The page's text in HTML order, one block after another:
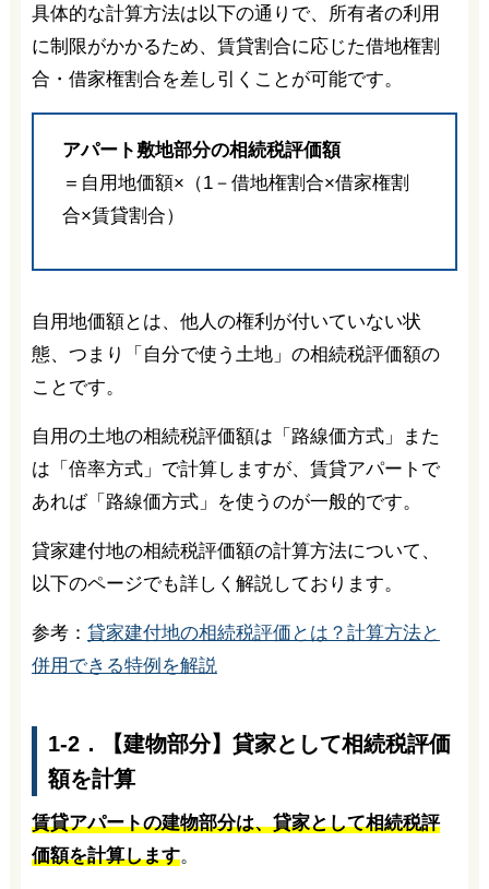
具体的な計算方法は以下の通りで、所有者の利用
に制限がかかるため、賃貸割合に応じた借地権割
合・借家権割合を差し引くことが可能です。
アパート敷地部分の相続税評価額
＝自用地価額×（1－借地権割合×借家権割
合×賃貸割合）
自用地価額とは、他人の権利が付いていない状
態、つまり「自分で使う土地」の相続税評価額の
ことです。
自用の土地の相続税評価額は「路線価方式」また
は「倍率方式」で計算しますが、賃貸アパートで
あれば「路線価方式」を使うのが一般的です。
貸家建付地の相続税評価額の計算方法について、
以下のページでも詳しく解説しております。
参考： 貸家建付地の相続税評価とは？計算方法と
併用できる特例を解説
1-2．【建物部分】貸家として相続税評価
額を計算
賃貸アパートの建物部分は、貸家として相続税評
価額を計算します。